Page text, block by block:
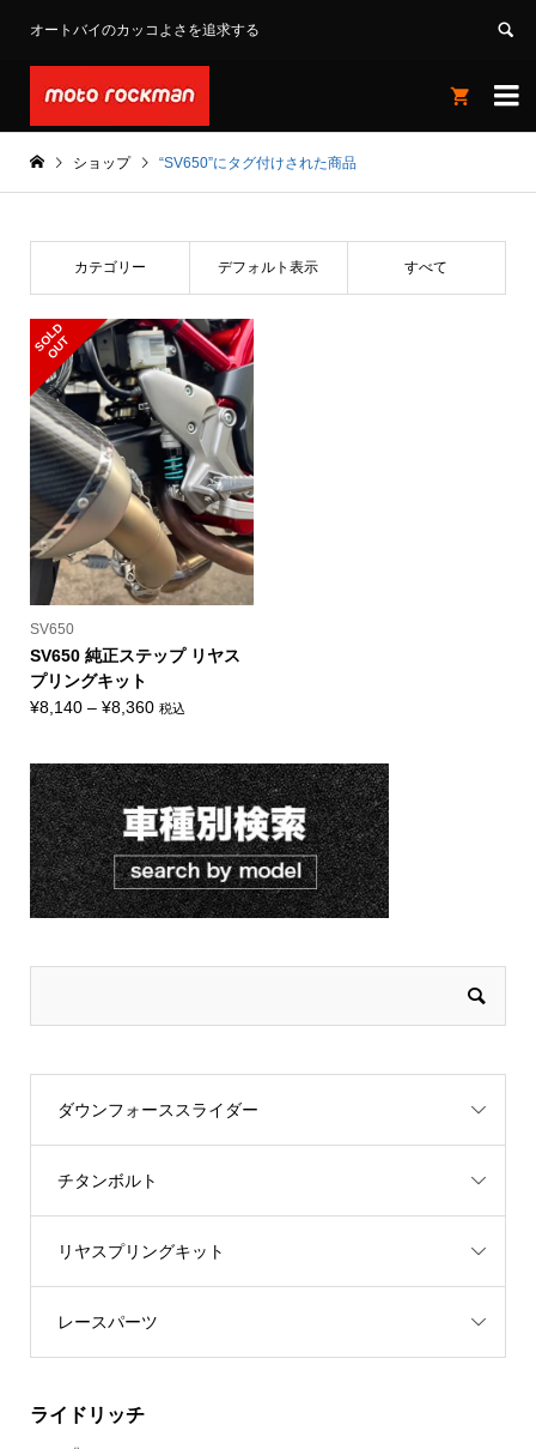
オートバイのカッコよさを追求する


ショップ “SV650”にタグ付けされた商品
カテゴリー デフォルト表示 すべて
S
O
L
D
O
U
T
SV650
SV650 純正ステップ リヤス
プリングキット
¥8,140 – ¥8,360価
¥8,140
–
¥8,360
税込
ダウンフォーススライダー
チタンボルト
リヤスプリングキット
レースパーツ
ライドリッチ